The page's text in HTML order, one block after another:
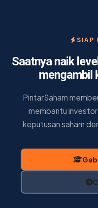
SIAP
Saatnya naik
mengambil
PintarSaham
membantu
keputusan saham